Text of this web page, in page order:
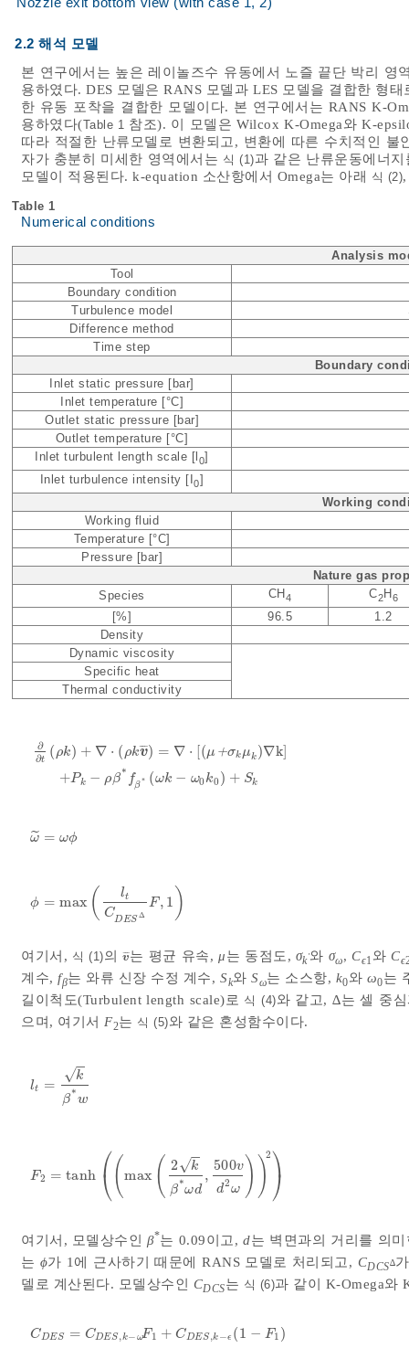
2.2 해석 모델
본 연구에서는 높은 레이놀즈수 유동에서 노즐 끝단 박리 영
용하였다. DES 모델은 RANS 모델과 LES 모델을 결합한 형
한 유동 포착을 결합한 모델이다. 본 연구에서는 RANS K-
용하였다(Table 1 참조). 이 모델은 Wilcox K-Omega와 K-
따라 적절한 난류모델로 변환되고, 변환에 따른 수치적인
자가 충분히 미세한 영역에서는 식 (1)과 같은 난류운동에너
모델이 적용된다. k-equation 소산항에서 Omega는 아래 식 (2)
Table 1
Numerical conditions
Analysis
Tool
Boundary condition
Turbulence model
Difference method
Time step
Boundary
Inlet static pressure [bar]
Inlet temperature [°C]
Outlet static pressure [bar]
Outlet temperature [°C]
Inlet turbulent length scale [l 0]
Inlet turbulence intensity [I0]
Working
Working fluid
Temperature [°C]
Pressure [bar]
Nature gas
Species
CH 4 C2H 6
[%] 96.5
1.2
Density
Dynamic viscosity
Specific heat
Thermal conductivity
∂
∂t ( ρk) + ∇ ⋅ ( ρkv
¯¯
¯) = ∇ ⋅ [(μ +σk μk )∇k]
+Pk − ρβ* fβ* (ωk − ω0k0) + Sk
∂∂ ¯=
ω
˜ = ωϕ
ω~ =ωϕ
ϕ = max ( lt
CD ES Δ
F , 1 )
ϕ=maxltCDESΔF ,1
여기서, 식 (1)의v
¯¯
¯
v¯
는 평균 유속,μ는 동점도, σk′와 σω, Cϵ1 와 Cϵ
계수, fβ는 와류 신장 수정 계수,Sk와Sω는 소스항, k0와 ω0는
길이척도(Turbulent length scale)로 식 (4)와 같고, ∆는 셀 중
으며, 여기서 F2는 식 (5)와 같은 혼성함수이다.
lt =
k
−
−
√
β*w
lt= kβ*w
F2 = tanh ⎛
⎝(max ( 2 k
−
−
√
β*ωd
,
500v
d2ω ))2⎞
⎠
F2 = tanhmax 2kβ*ω d,500 v d2 ω
여기서, 모델상수인β*는 0.09이고,d는 벽면과의 거리를 의
는 ϕ가 1에 근사하기 때문에 RANS 모델로 처리되고, CDCS∆
델로 계산된다. 모델상수인 CDCS는 식 (6)과 같이 K-Omega와
CDES = CDES ,k− ωF1 + CDES,k −ϵ (1 − F1 )
CD ES=CDES ,k- ωF1+CDE S, k-ϵ1